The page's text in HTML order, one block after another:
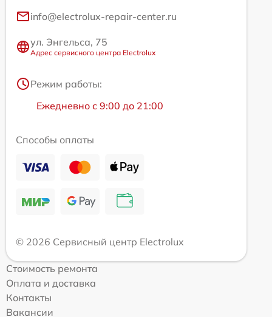
info@electrolux-repair-center.ru
ул. Энгельса, 75
Адрес сервисного центра Electrolux
Режим работы:
Ежедневно с 9:00 до 21:00
Способы оплаты
© 2026 Сервисный центр Electrolux
Стоимость ремонта
Оплата и доставка
Контакты
Вакансии